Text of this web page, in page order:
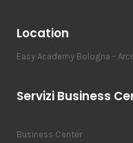
Location
Easy Academy Bologna -
Servizi Business
Business Center